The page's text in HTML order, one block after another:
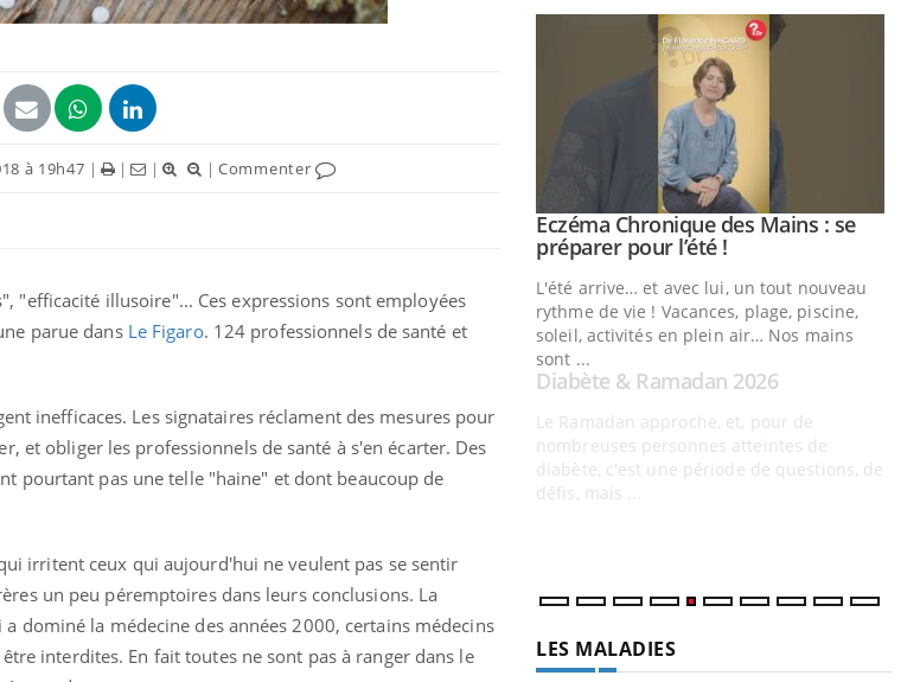
à 19h47 | | | |Commenter
"efficacité illusoire"... Ces expressions sont employées
parue dans Le Figaro. 124 professionnels de santé et
inefficaces. Les signataires réclament des mesures pour
et obliger les professionnels de santé à s'en écarter. Des
pourtant pas une telle "haine" et dont beaucoup de
irritent ceux qui aujourd'hui ne veulent pas se sentir
un peu péremptoires dans leurs conclusions. La
dominé la médecine des années 2000, certains médecins
interdites. En fait toutes ne sont pas à ranger dans le
: et si on
le diabète de type 2
reçues chez les
chez les soignants.
L'été arrive… et avec lui, un tout nouveau
rythme de vie ! Vacances, plage, piscine,
soleil, activités en plein air… Nos mains
Youtube
Diabète & Ramadan 2026Youtube
Le Ramadan approche, et, pour de
nombreuses personnes atteintes de
diabète, c'est une période de questions, de
défis, mais ...
LES MALADIES